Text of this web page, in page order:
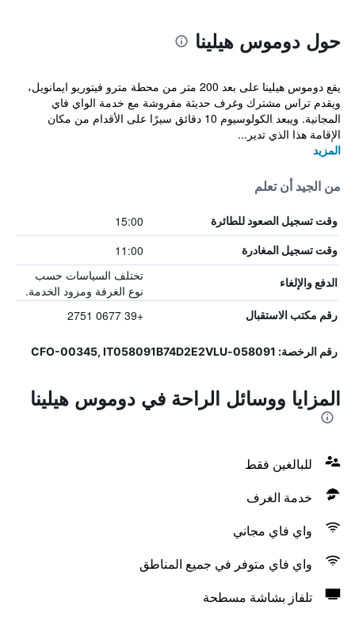
حول دوموس هيلينا
يقع دوموس هيلينا على بعد 200 متر من محطة مترو فيتوريو ايمانويل،
ويقدم تراس مشترك وغرف حديثة مفروشة مع خدمة الواي فاي
المجانية. ويبعد الكولوسيوم 10 دقائق سيرًا على الأقدام من مكان
الإقامة هذا الذي تدير...
المزيد
من الجيد أن تعلم
وقت تسجيل الصعود للطائرة 15:00
وقت تسجيل المغادرة 11:00
الدفع والإلغاء
تختلف السياسات حسب
نوع الغرفة ومزود الخدمة.
رقم مكتب الاستقبال +39 0677 2751
رقم الرخصة: 058091-CFO-00345, IT058091B74D2E2VLU
المزايا ووسائل الراحة في دوموس هيلينا
للبالغين فقط
خدمة الغرف
واي فاي مجاني
واي فاي متوفر في جميع المناطق
تلفاز بشاشة مسطحة